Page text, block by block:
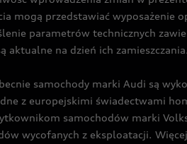
mogą przedstawiać wyposażenie
parametrów technicznych
aktualne na dzień ich
samochody marki Audi są
z europejskimi świadectwami
samochodów marki
wycofanych z eksploatacji.